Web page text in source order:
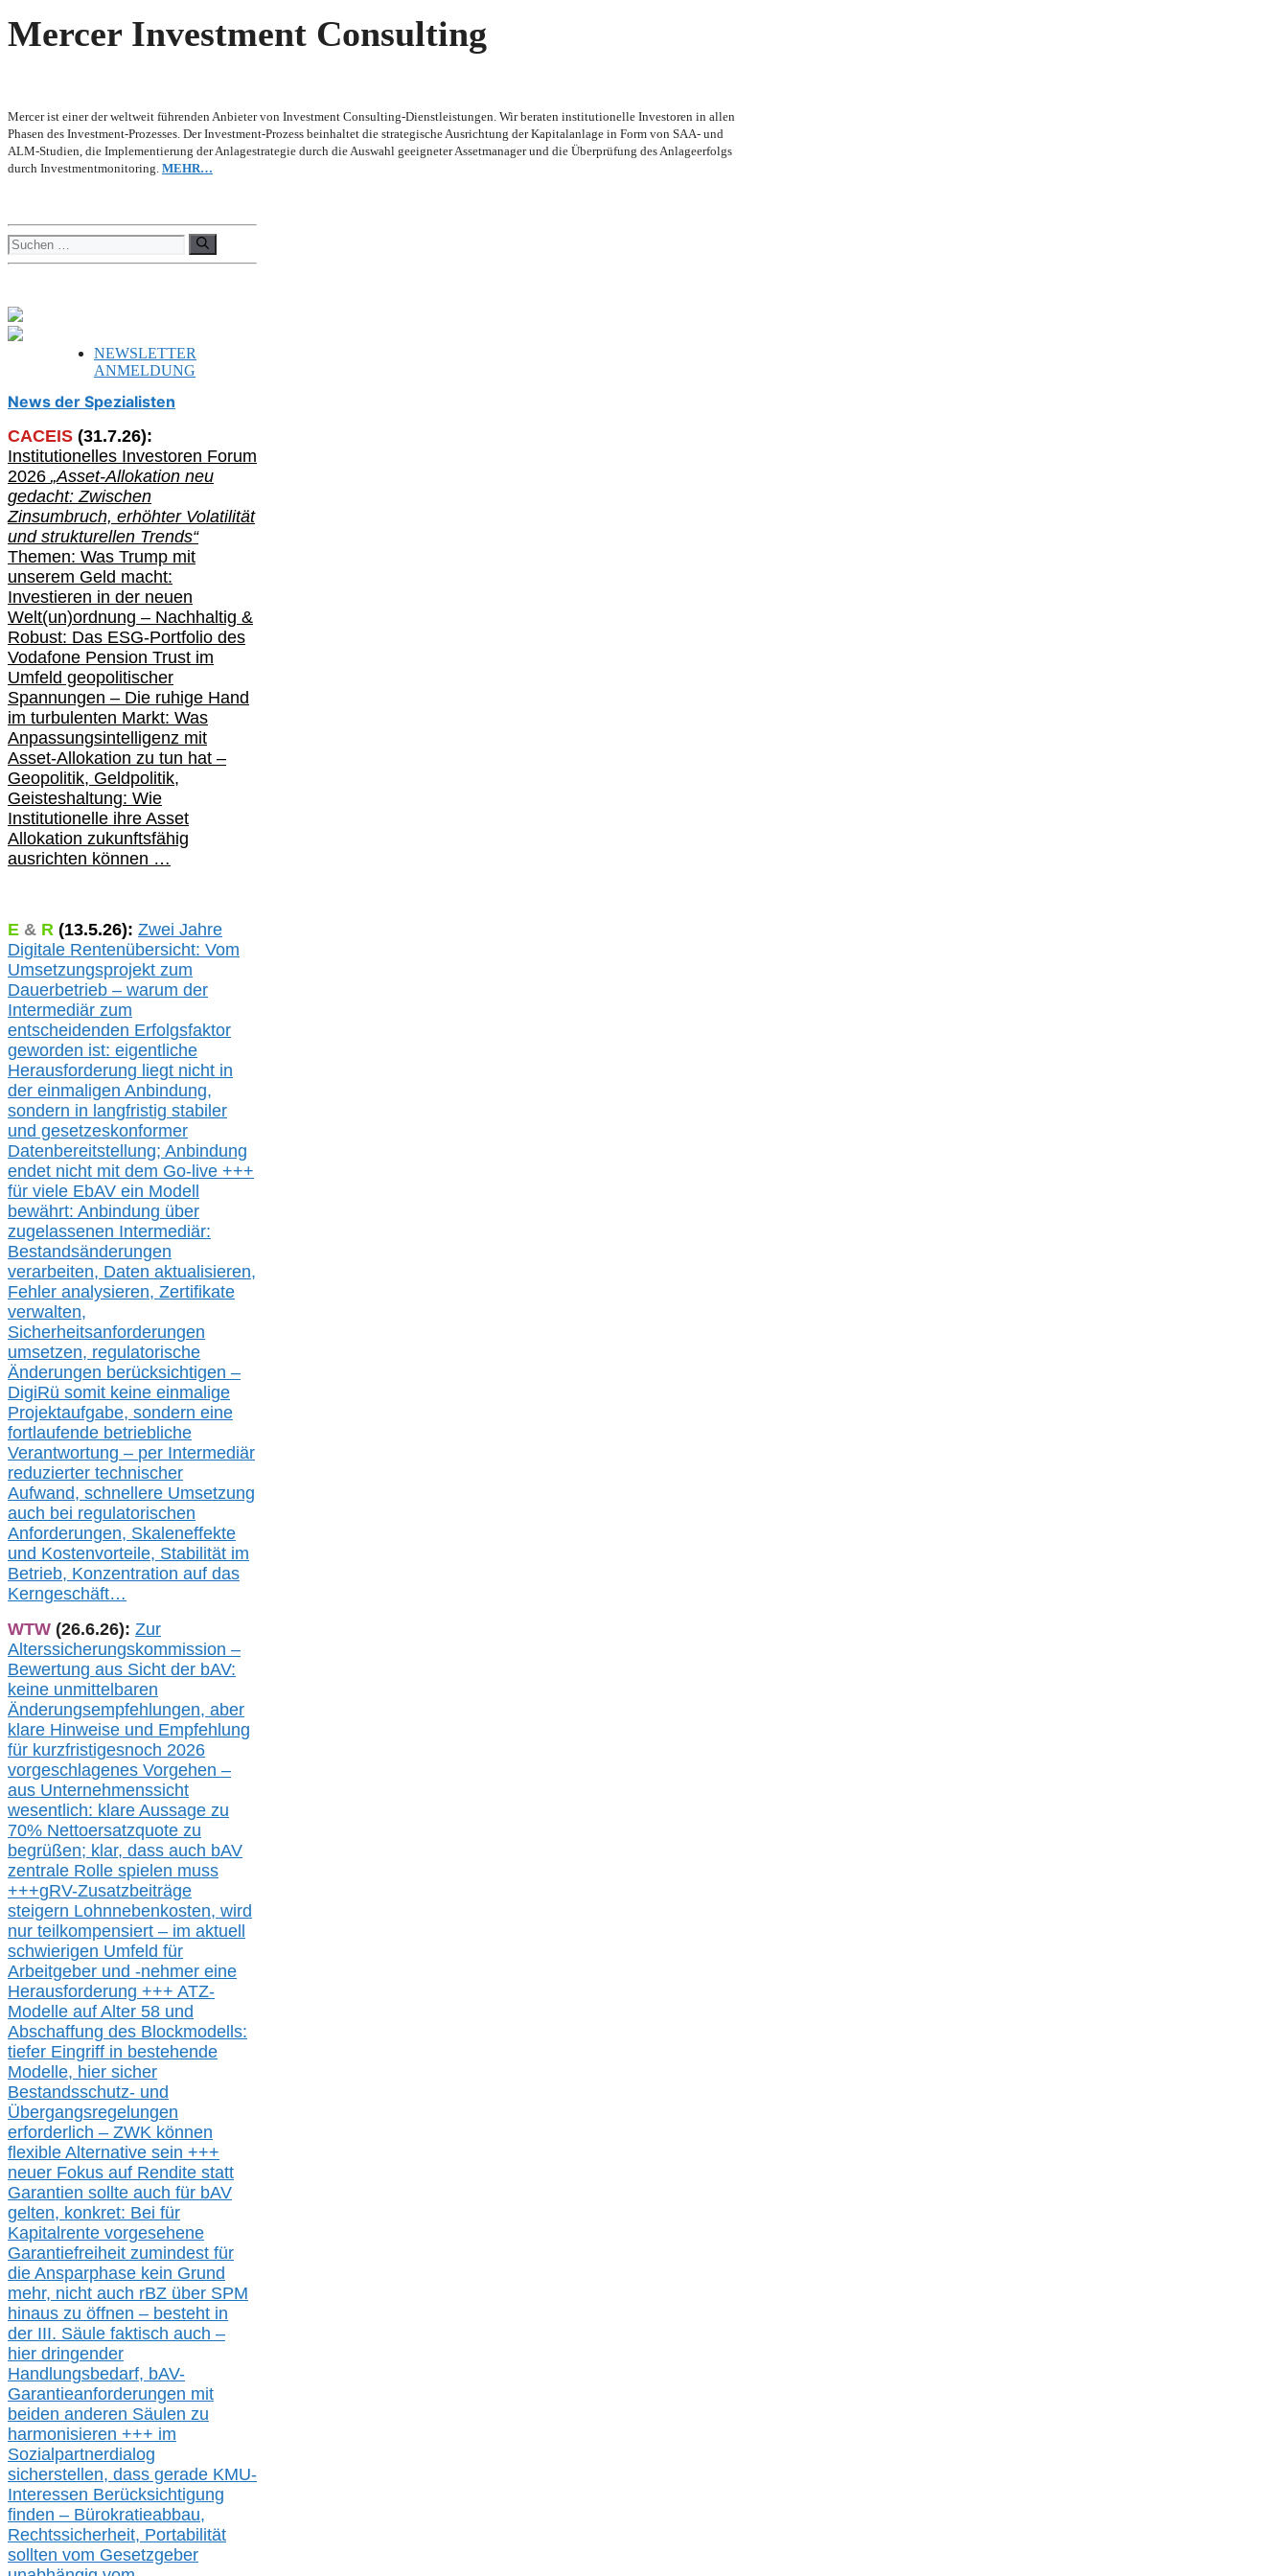
Mercer Investment Consulting
Mercer ist einer der weltweit führenden Anbieter von Investment Consulting-Dienstleistungen. Wir beraten institutionelle Investoren in allen
Phasen des Investment-Prozesses. Der Investment-Prozess beinhaltet die strategische Ausrichtung der Kapitalanlage in Form von SAA- und
ALM-Studien, die Implementierung der Anlagestrategie durch die Auswahl geeigneter Assetmanager und die Überprüfung des Anlageerfolgs
durch Investmentmonitoring. MEHR…
Suchen
nach:
NEWSLETTER
ANMELDUNG
News der Spezialisten
CACEIS (31.7.26):
Institutionelles Investoren Forum
2026 „Asset-Allokation neu
gedacht: Zwischen
Zinsumbruch, erhöhter Volatilität
und strukturellen Trends“
Themen: Was Trump mit
unserem Geld macht:
Investieren in der neuen
Welt(un)ordnung – Nachhaltig &
Robust: Das ESG-Portfolio des
Vodafone Pension Trust im
Umfeld geopolitischer
Spannungen – Die ruhige Hand
im turbulenten Markt: Was
Anpassungsintelligenz mit
Asset-Allokation zu tun hat –
Geopolitik, Geldpolitik,
Geisteshaltung: Wie
Institutionelle ihre Asset
Allokation zukunftsfähig
ausrichten können …
E & R (13.5.26): Zwei Jahre
Digitale Rentenübersicht: Vom
Umsetzungsprojekt zum
Dauerbetrieb – warum der
Intermediär zum
entscheidenden Erfolgsfaktor
geworden ist: eigentliche
Herausforderung liegt nicht in
der einmaligen Anbindung,
sondern in langfristig stabiler
und gesetzeskonformer
Datenbereitstellung; Anbindung
endet nicht mit dem Go-live +++
für viele EbAV ein Modell
bewährt: Anbindung über
zugelassenen Intermediär:
Bestandsänderungen
verarbeiten, Daten aktualisieren,
Fehler analysieren, Zertifikate
verwalten,
Sicherheitsanforderungen
umsetzen, regulatorische
Änderungen berücksichtigen –
DigiRü somit keine einmalige
Projektaufgabe, sondern eine
fortlaufende betriebliche
Verantwortung – per Intermediär
reduzierter technischer
Aufwand, schnellere Umsetzung
auch bei regulatorischen
Anforderungen, Skaleneffekte
und Kostenvorteile, Stabilität im
Betrieb, Konzentration auf das
Kerngeschäft…
WTW (26.6.26): Zur
Alterssicherungskommission –
Bewertung aus Sicht der bAV:
keine unmittelbaren
Änderungsempfehlungen, aber
klare Hinweise und Empfehlung
für kurzfristigesnoch 2026
vorgeschlagenes Vorgehen –
aus Unternehmenssicht
wesentlich: klare Aussage zu
70% Nettoersatzquote zu
begrüßen; klar, dass auch bAV
zentrale Rolle spielen muss
+++gRV-Zusatzbeiträge
steigern Lohnnebenkosten, wird
nur teilkompensiert – im aktuell
schwierigen Umfeld für
Arbeitgeber und -nehmer eine
Herausforderung +++ ATZ-
Modelle auf Alter 58 und
Abschaffung des Blockmodells:
tiefer Eingriff in bestehende
Modelle, hier sicher
Bestandsschutz- und
Übergangsregelungen
erforderlich – ZWK können
flexible Alternative sein +++
neuer Fokus auf Rendite statt
Garantien sollte auch für bAV
gelten, konkret: Bei für
Kapitalrente vorgesehene
Garantiefreiheit zumindest für
die Ansparphase kein Grund
mehr, nicht auch rBZ über SPM
hinaus zu öffnen – besteht in
der III. Säule faktisch auch –
hier dringender
Handlungsbedarf, bAV-
Garantieanforderungen mit
beiden anderen Säulen zu
harmonisieren +++ im
Sozialpartnerdialog
sicherstellen, dass gerade KMU-
Interessen Berücksichtigung
finden – Bürokratieabbau,
Rechtssicherheit, Portabilität
sollten vom Gesetzgeber